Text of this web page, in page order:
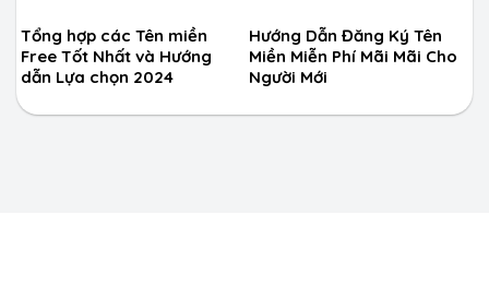
Tổng hợp các Tên miền
Free Tốt Nhất và Hướng
dẫn Lựa chọn 2024
Hướng Dẫn Đăng Ký Tên
Miền Miễn Phí Mãi Mãi Cho
Người Mới